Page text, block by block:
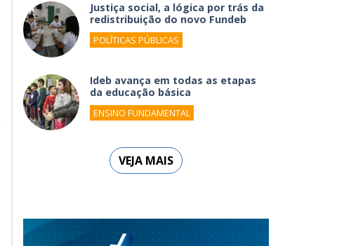
Justiça social, a lógica por trás da
redistribuição do novo Fundeb
POLÍTICAS PÚBLICAS
Ideb avança em todas as etapas
da educação básica
ENSINO FUNDAMENTAL
VEJA MAIS